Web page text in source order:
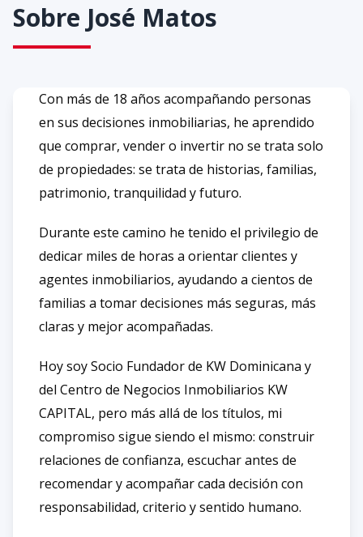
Sobre José Matos
Con más de 18 años acompañando personas
en sus decisiones inmobiliarias, he aprendido
que comprar, vender o invertir no se trata solo
de propiedades: se trata de historias, familias,
patrimonio, tranquilidad y futuro.
Durante este camino he tenido el privilegio de
dedicar miles de horas a orientar clientes y
agentes inmobiliarios, ayudando a cientos de
familias a tomar decisiones más seguras, más
claras y mejor acompañadas.
Hoy soy Socio Fundador de KW Dominicana y
del Centro de Negocios Inmobiliarios KW
CAPITAL, pero más allá de los títulos, mi
compromiso sigue siendo el mismo: construir
relaciones de confianza, escuchar antes de
recomendar y acompañar cada decisión con
responsabilidad, criterio y sentido humano.